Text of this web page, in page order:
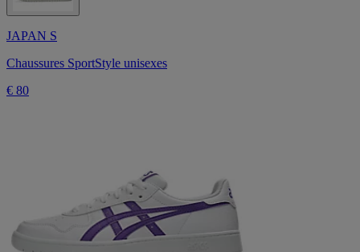
JAPAN S
Chaussures SportStyle unisexes
€ 80